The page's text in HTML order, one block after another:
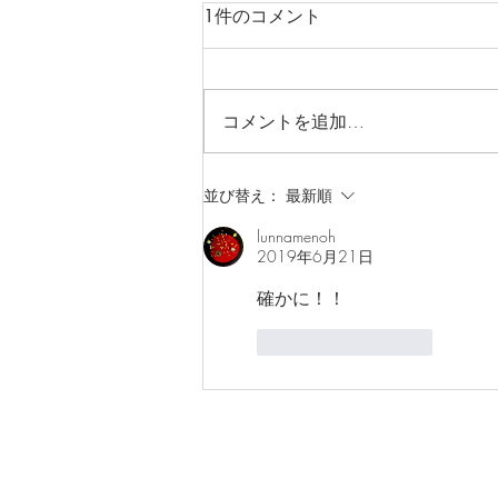
大人をハッとさせる、子ども
1件のコメント
コメントを追加…
並び替え： 最新順
lunnamenoh
2019年6月21日
確かに！！